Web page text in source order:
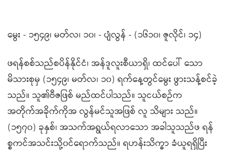
မွေး - ၁၅၄၉၊ မတ်လ၊ ၁၀၊ - ပျံလွန် - (၁၆၁၀၊ ဇူလိုင်၊ ၁၄)
ဖရန်စစ်သည်စပိန်နိုင်ငံ၊ အန်ဒူလူးစီယာရှိ၊ ထင်ပေါ် သော
မိသားစုမှ (၁၅၄၉၊ မတ်လ၊ ၁၀) ရက်နေ့တွင်မွေး ဖွားသန့်စင်ခဲ့
သည်။ သူ၏ဗီဇဖြစ် မည်ထင်ပါသည်။ သူငယ်စဉ်က
အတိုက်အခိုက်ကိုအ လွန်မင်သူအဖြစ် လူ သိများ သည်။
(၁၅၇၀) ခုနှစ်၊ အသက်အရွယ်ရလာသော အခါသူသည်ဖ ရန်
စ္စကင်အသင်းသို့၀င်ရောက်သည်။ ရဟန်းသိက္ခာ ခံယူရရှိပြီး